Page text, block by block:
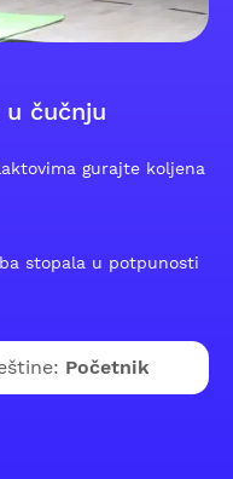
čučnju
gurajte koljena
stopala u potpunosti
Početnik